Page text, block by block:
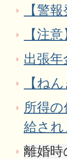
【警
【注
出張
【ね
所得
給され
離婚